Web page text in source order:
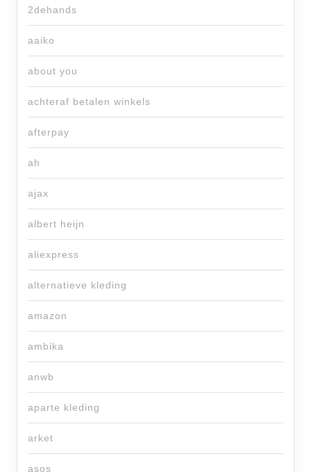
2dehands
aaiko
about you
achteraf betalen winkels
afterpay
ah
ajax
albert heijn
aliexpress
alternatieve kleding
amazon
ambika
anwb
aparte kleding
arket
asos